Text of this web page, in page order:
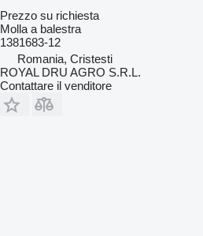
Prezzo su richiesta
Molla a balestra
1381683-12
Romania, Cristesti
ROYAL DRU AGRO S.R.L.
Contattare il venditore